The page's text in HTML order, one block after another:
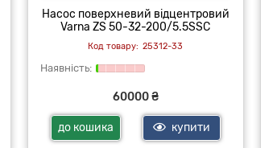
Насос поверхневий відцентровий
Varna ZS 50-32-200/5.5SSC
25312-33
60000 ₴
до кошика купити